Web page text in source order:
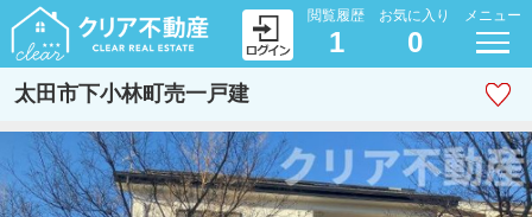
閲覧履歴
1
お気に入り
0
メニュー
太田市下小林町売一戸建